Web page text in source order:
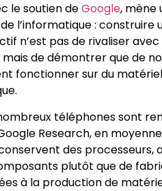
le soutien deGoogle, mène
l’informatique :
n’est pas de rivaliser avec
de démontrer que de
fonctionner sur du
téléphones sont
Research, en
des
plutôt que de
à la production de